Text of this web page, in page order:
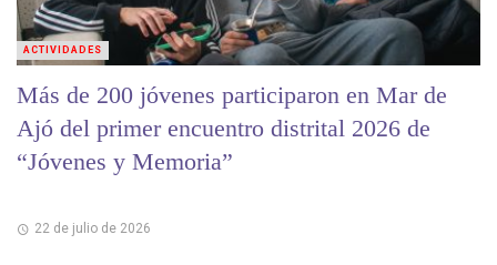
Más de 200 jóvenes participaron en Mar de
Ajó del primer encuentro distrital 2026 de
“Jóvenes y Memoria”
22 de julio de 2026
ACTIVIDADES